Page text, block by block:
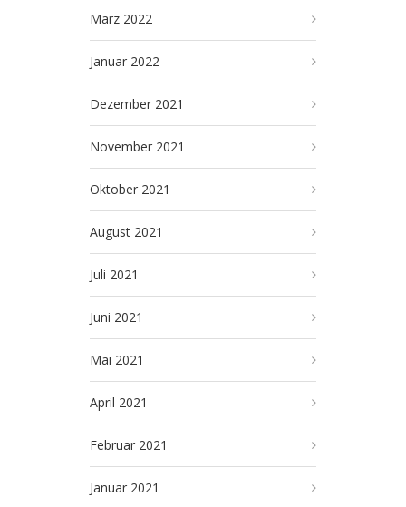
März 2022
Januar 2022
Dezember 2021
November 2021
Oktober 2021
August 2021
Juli 2021
Juni 2021
Mai 2021
April 2021
Februar 2021
Januar 2021